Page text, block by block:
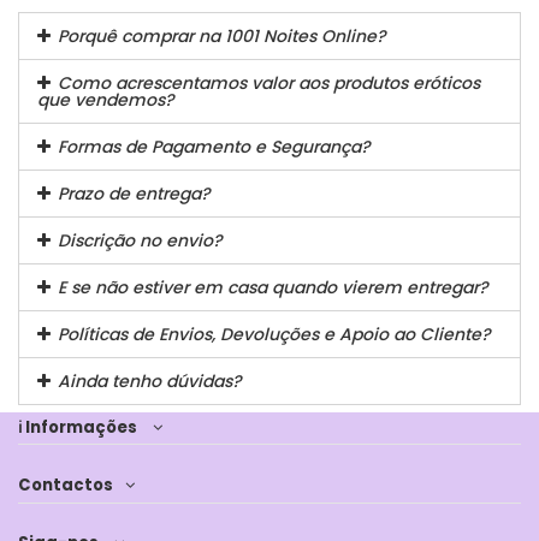
Porquê comprar na 1001 Noites Online?
Como acrescentamos valor aos produtos eróticos
que vendemos?
Formas de Pagamento e Segurança?
Prazo de entrega?
Discrição no envio?
E se não estiver em casa quando vierem entregar?
Políticas de Envios, Devoluções e Apoio ao Cliente?
Ainda tenho dúvidas?
ℹ Informações
Contactos